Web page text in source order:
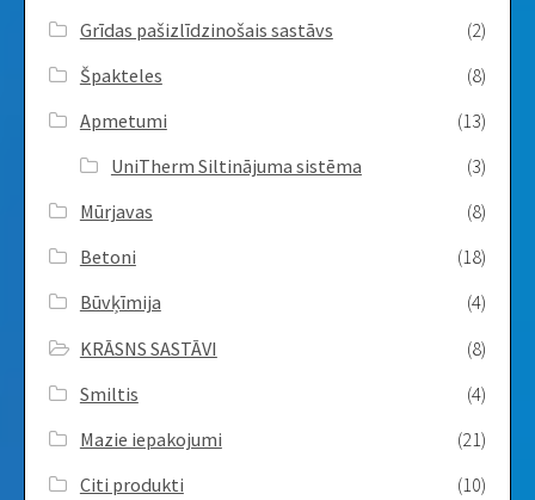
Grīdas pašizlīdzinošais sastāvs
(2)
Špakteles
(8)
Apmetumi
(13)
UniTherm Siltinājuma sistēma
(3)
Mūrjavas
(8)
Betoni
(18)
Būvķīmija
(4)
KRĀSNS SASTĀVI
(8)
Smiltis
(4)
Mazie iepakojumi
(21)
Citi produkti
(10)